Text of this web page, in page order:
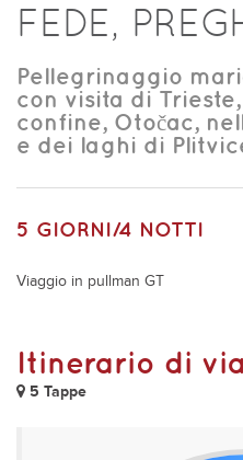
FEDE,
Pellegrinaggio
con visita di
confine, Otočac,
e dei laghi di
5 GIORNI/4 NOTTI
Viaggio in pullman GT
Itinerario di
5 Tappe